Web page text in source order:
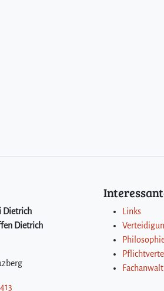
Dietrich
Dietrich
Links